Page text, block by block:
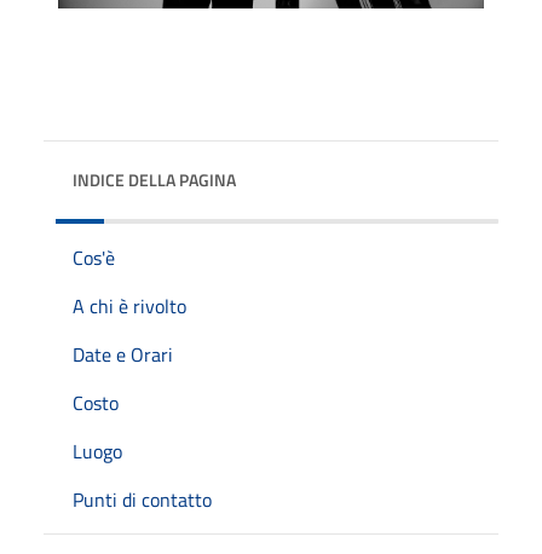
INDICE DELLA PAGINA
Cos'è
A chi è rivolto
Date e Orari
Costo
Luogo
Punti di contatto